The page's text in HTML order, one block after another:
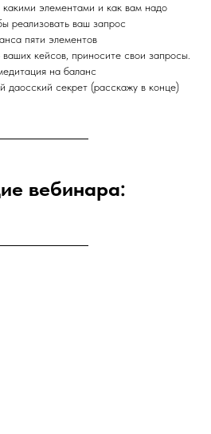
элементами и как вам надо
реализовать ваш запрос
пяти элементов
кейсов, приносите свои запросы.
на баланс
даосский секрет (расскажу в конце)
вебинара: